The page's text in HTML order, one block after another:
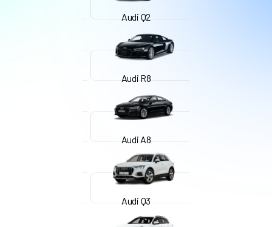
Audi Q2
Audi R8
Audi A8
Audi Q3